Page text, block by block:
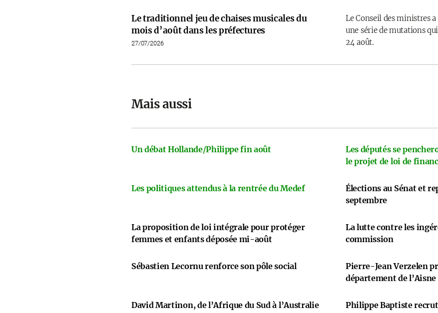
Le traditionnel jeu de chaises musicales du
mois d’août dans les préfectures
27/07/2026
Le Conseil des ministres
une série de mutations
24 août.
Mais aussi
Un débat Hollande/Philippe fin août
Les députés se
le projet de loi de
Les politiques attendus à la rentrée du Medef
Élections au Sénat et
septembre
La proposition de loi intégrale pour protéger
femmes et enfants déposée mi-août
La lutte contre les
commission
Sébastien Lecornu renforce son pôle social
Pierre-Jean Verzelen
département de l’Aisne
David Martinon, de l’Afrique du Sud à l’Australie
Philippe Baptiste